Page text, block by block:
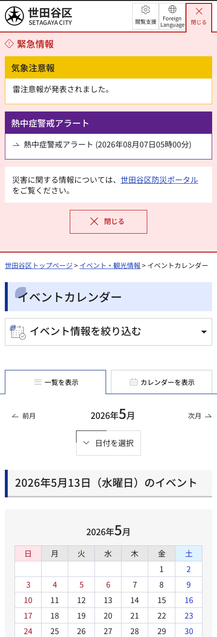
世田谷区 閲覧支援
Foreign
Language
閉じる
緊急情報
気象注意報
雷注意報が発表されました。
熱中症警戒アラート
熱中症警戒アラート (2026年08月07日05時00分)
災害に関する情報については、 世田谷区防災ポータル
をご覧ください。
閉じる
世田谷区トップページ > イベント・観光情報 > イベントカレンダー
イベントカレンダー
イベント情報を絞り込む
一覧を表示 カレンダーを表示
前月 2026年5月
日付を選択
次月
2026年5月13日（水曜日）のイベント
2026年5月
日 月 火 水 木 金
土
1
2
3
4 5 6 7 8
9
10
11 12 13 14 15
16
17
18 19 20 21 22
23
24
25 26 27 28 29
30